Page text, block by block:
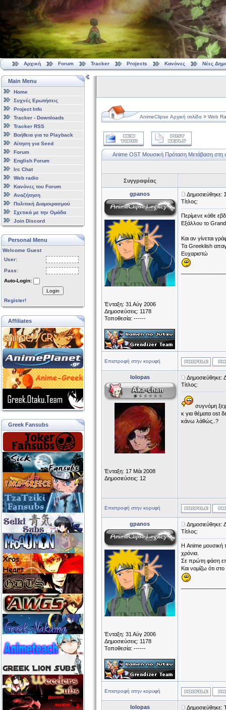
Αρχική Forum Tracker Projects Κανόνες Νέες
Main Menu
Home
Συχνές Ερωτήσεις
Project Info
Tracker - Downloads
Tracker RSS
Βοήθεια για το Playback
Αίτηση για Seed
Forum
English Forum
Irc Chat
Web radio
Κανόνες του Forum
Αναζήτηση
Πολιτική Διαμοιρασμού
Σχετικά με την Ομάδα
Join Discord
Personal Menu
Welcome Guest
User:
Pass:
Auto-Login:
Login
Register!
Affiliates
Greek Fansubs
AnimeClipse Αρχική σελίδα » Web
Anime OST Μουσική Πρόταση Μετάβαση στη
Συγγραφέας
gpanos
Ένταξη: 31 Αύγ 2006
Δημοσιεύσεις: 1178
Τοποθεσία: ------
Δημοσιεύθηκε:
Τίτλος:
Περίμενε κάθε
Εξάλλου το
Και αν γίνεται
Τα Greeklish
Ευχαριστώ
Επιστροφή στην κορυφή
lolopas
Ένταξη: 17 Μάι 2008
Δημοσιεύσεις: 12
Δημοσιεύθηκε:
Τίτλος:
συγνόμη
κ για θέματα ost
κάνω λάθώς..?
Επιστροφή στην κορυφή
gpanos
Ένταξη: 31 Αύγ 2006
Δημοσιεύσεις: 1178
Τοποθεσία: ------
Δημοσιεύθηκε:
Τίτλος:
Η Anime μουσική
χρόνια.
Σε πρώτη φάση
Και νομίζω ότι
Επιστροφή στην κορυφή
lolopas
Δημοσιεύθηκε: